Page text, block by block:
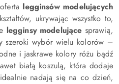
legginsów modelujących
ukrywając wszystko to,
legginsy modelujące sprawią,
szeroki wybór wielu kolorów –
i jaskrawe kolory różu bądź
białą koszulą, która dodaje
nadają się na co dzień,